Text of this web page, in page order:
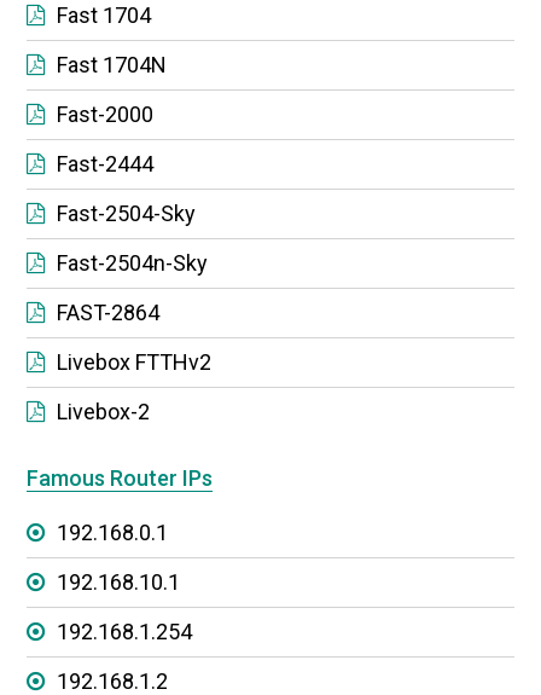
Fast 1704
Fast 1704N
Fast-2000
Fast-2444
Fast-2504-Sky
Fast-2504n-Sky
FAST-2864
Livebox FTTHv2
Livebox-2
Famous Router IPs
192.168.0.1
192.168.10.1
192.168.1.254
192.168.1.2